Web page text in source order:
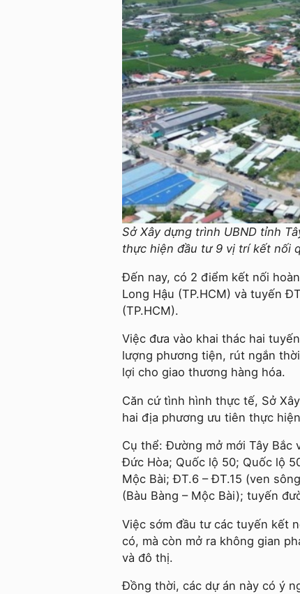
Sở Xây dựng trình UBND tỉnh
thực hiện đầu tư 9 vị trí kết nối
Đến nay, có 2 điểm kết nối
Long Hậu (TP.HCM) và tuyến
(TP.HCM).
Việc đưa vào khai thác hai
lượng phương tiện, rút ngắn
lợi cho giao thương hàng hóa.
Căn cứ tình hình thực tế, Sở
hai địa phương ưu tiên thực
Cụ thể: Đường mở mới Tây Bắc
Đức Hòa; Quốc lộ 50; Quốc lộ
Mộc Bài; ĐT.6 – ĐT.15 (ven
(Bàu Bàng – Mộc Bài); tuyến
Việc sớm đầu tư các tuyến kết
có, mà còn mở ra không gian
và đô thị.
Đồng thời, các dự án này có ý